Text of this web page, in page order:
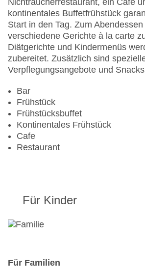
Hoteleröffnung: 1971
Hotelsafe
WLAN/WiFi im Hotel
Lift
Minimarkt
Anzahl der Konferenzräume: 1
Haustiere
Zimmerservice
Sonnenterrasse
Gesamtanzahl der Stockwerke:
Gesamtanzahl der Zimmer: 600
Zahlungsarten: American
Nichtraucherrestaurant, ein Café
kontinentales Buffetfrühstück
Start in den Tag. Zum
verschiedene Gerichte à la carte
Diätgerichte und Kindermenüs
zubereitet. Zusätzlich sind
Verpflegungsangebote und
Bar
Frühstück
Frühstücksbuffet
Kontinentales Frühstück
Cafe
Restaurant
Für Kinder
Für Familien